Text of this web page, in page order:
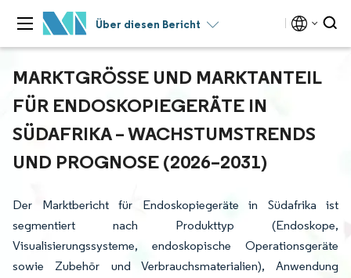
Über diesen Bericht
MARKTGRÖSSE UND MARKTANTEIL F
ÜR ENDOSKOPIEGERÄTE IN S
ÜDAFRIKA – WACHSTUMSTRENDS U
ND PROGNOSE (2026–2031)
Der Marktbericht für Endoskopiegeräte in Südafrika ist
segmentiert nach Produkttyp (Endoskope,
Visualisierungssysteme, endoskopische Operationsgeräte
sowie Zubehör und Verbrauchsmaterialien), Anwendung